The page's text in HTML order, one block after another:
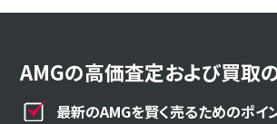
AMGの高価査定および買取の
最新のAMGを賢く売るためのポイン